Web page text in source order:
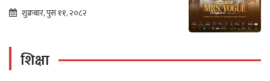
शुक्रबार, पुस ११, २०८२
शिक्षा